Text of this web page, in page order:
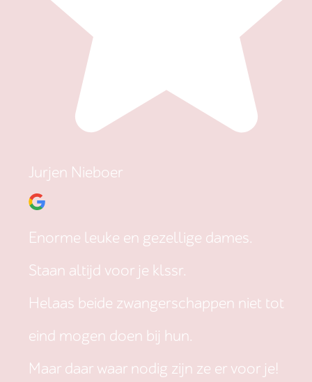
Jurjen Nieboer
Enorme leuke en gezellige dames.
Staan altijd voor je klssr.
Helaas beide zwangerschappen niet tot
eind mogen doen bij hun.
Maar daar waar nodig zijn ze er voor je!